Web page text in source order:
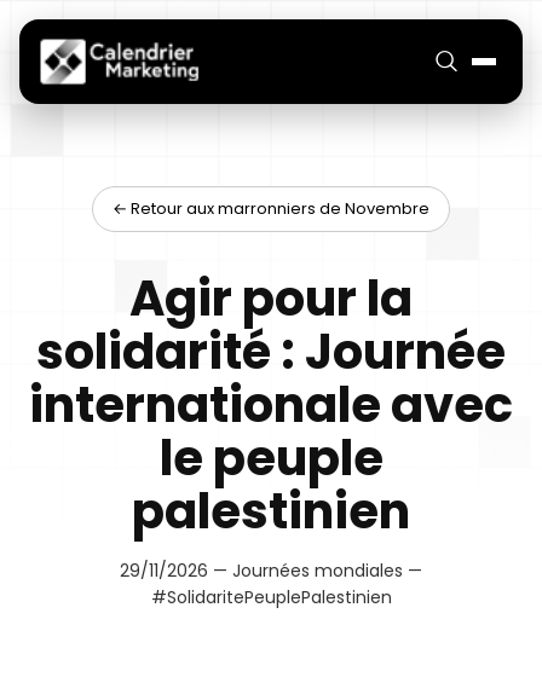
← Retour aux marronniers de Novembre
Agir pour la
solidarité : Journée
internationale avec
le peuple
palestinien
29/11/2026 — Journées mondiales —
#SolidaritePeuplePalestinien